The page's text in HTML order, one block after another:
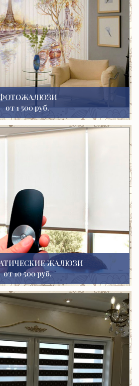
от 1 500 руб.
ЖАЛЮЗИ
от 10 500 руб.